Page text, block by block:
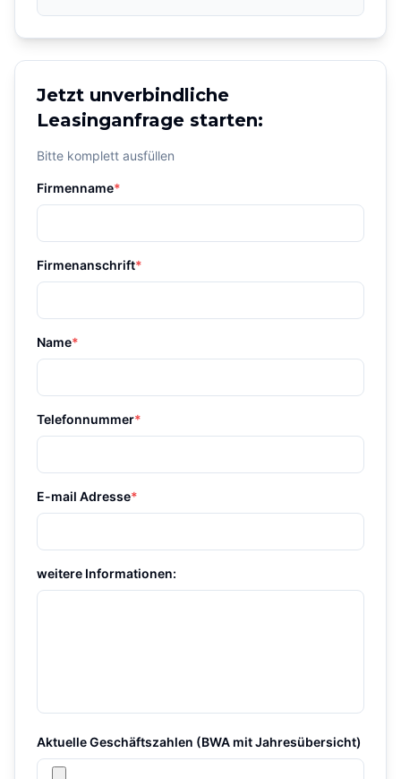
Jetzt unverbindliche
Leasinganfrage starten:
Bitte komplett ausfüllen
Firmenname*
Firmenanschrift*
Name*
Telefonnummer*
E-mail Adresse*
weitere Informationen:
Aktuelle Geschäftszahlen (BWA mit Jahresübersicht)